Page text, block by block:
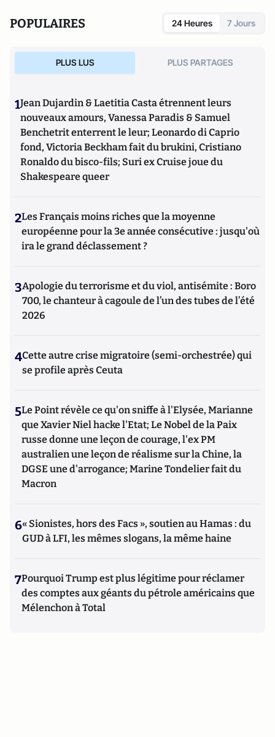
POPULAIRES 24 Heures 7 Jours
PLUS LUS PLUS PARTAGES
1Jean Dujardin & Laetitia Casta étrennent leurs
nouveaux amours, Vanessa Paradis & Samuel
Benchetrit enterrent le leur; Leonardo di Caprio
fond, Victoria Beckham fait du brukini, Cristiano
Ronaldo du bisco-fils; Suri ex Cruise joue du
Shakespeare queer
2Les Français moins riches que la moyenne
européenne pour la 3e année consécutive : jusqu'où
ira le grand déclassement ?
3Apologie du terrorisme et du viol, antisémite : Boro
700, le chanteur à cagoule de l’un des tubes de l’été
2026
4Cette autre crise migratoire (semi-orchestrée) qui
se profile après Ceuta
5Le Point révèle ce qu'on sniffe à l'Elysée, Marianne
que Xavier Niel hacke l'Etat; Le Nobel de la Paix
russe donne une leçon de courage, l'ex PM
australien une leçon de réalisme sur la Chine, la
DGSE une d'arrogance; Marine Tondelier fait du
Macron
6« Sionistes, hors des Facs », soutien au Hamas : du
GUD à LFI, les mêmes slogans, la même haine
7Pourquoi Trump est plus légitime pour réclamer
des comptes aux géants du pétrole américains que
Mélenchon à Total